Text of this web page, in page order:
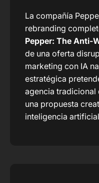
La compañía
rebranding
Pepper: The Anti-
de una oferta
marketing con IA
estratégica
agencia
una propuesta
inteligencia